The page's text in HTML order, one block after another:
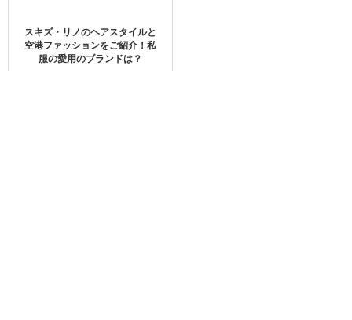
— ショタ (@Cbeauty2)
スキズ・リノのヘアスタイルと
空港ファッションをご紹介！私
服の愛用のブランドは？